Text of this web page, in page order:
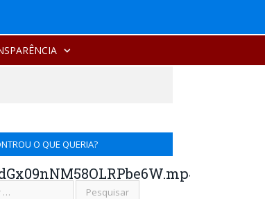
O QUE QUERIA?